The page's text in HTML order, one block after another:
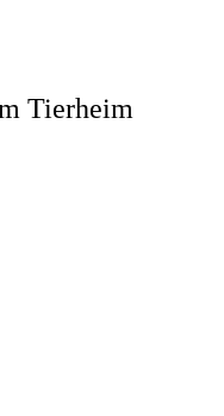
Tierheim